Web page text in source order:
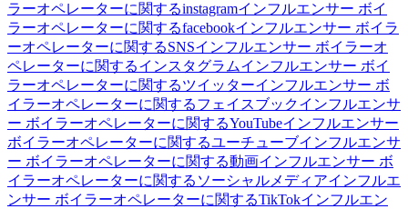
ラーオペレーターに関するinstagramインフルエンサー ボイ
ラーオペレーターに関するfacebookインフルエンサー ボイラ
ーオペレーターに関するSNSインフルエンサー ボイラーオ
ペレーターに関するインスタグラムインフルエンサー ボイ
ラーオペレーターに関するツイッターインフルエンサー ボ
イラーオペレーターに関するフェイスブックインフルエンサ
ー ボイラーオペレーターに関するYouTubeインフルエンサー
ボイラーオペレーターに関するユーチューブインフルエンサ
ー ボイラーオペレーターに関する動画インフルエンサー ボ
イラーオペレーターに関するソーシャルメディアインフルエ
ンサー ボイラーオペレーターに関するTikTokインフルエン